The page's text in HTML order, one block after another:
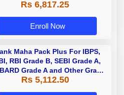
Rs 6,817.25
Enroll Now
Maha Pack Plus For IBPS,
RBI Grade B, SEBI Grade A,
Grade A and Other Grade
A & Grade B Bank Exams
Rs 5,112.50